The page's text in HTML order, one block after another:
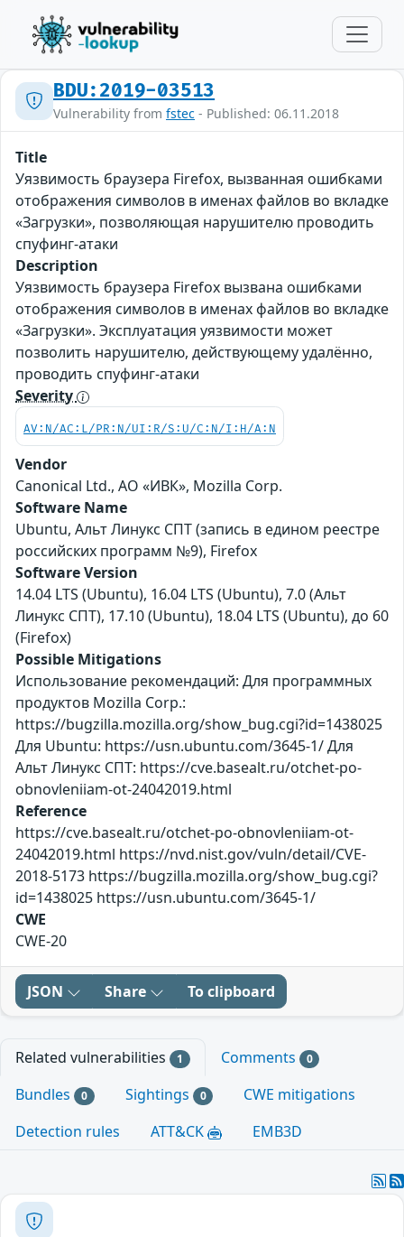
BDU:2019-03513
Vulnerability from fstec - Published: 06.11.2018
Title
Уязвимость браузера Firefox, вызванная ошибками
отображения символов в именах файлов во вкладке
«Загрузки», позволяющая нарушителю проводить
спуфинг-атаки
Description
Уязвимость браузера Firefox вызвана ошибками
отображения символов в именах файлов во вкладке
«Загрузки». Эксплуатация уязвимости может
позволить нарушителю, действующему удалённо,
проводить спуфинг-атаки
Severity
AV:N/AC:L/PR:N/UI:R/S:U/C:N/I:H/A:N
Vendor
Canonical Ltd., АО «ИВК», Mozilla Corp.
Software Name
Ubuntu, Альт Линукс СПТ (запись в едином реестре
российских программ №9), Firefox
Software Version
14.04 LTS (Ubuntu), 16.04 LTS (Ubuntu), 7.0 (Альт
Линукс СПТ), 17.10 (Ubuntu), 18.04 LTS (Ubuntu), до 60
(Firefox)
Possible Mitigations
Использование рекомендаций: Для программных
продуктов Mozilla Corp.:
https://bugzilla.mozilla.org/show_bug.cgi?id=1438025
Для Ubuntu: https://usn.ubuntu.com/3645-1/ Для
Альт Линукс СПТ: https://cve.basealt.ru/otchet-po-
obnovleniiam-ot-24042019.html
Reference
https://cve.basealt.ru/otchet-po-obnovleniiam-ot-
24042019.html https://nvd.nist.gov/vuln/detail/CVE-
2018-5173 https://bugzilla.mozilla.org/show_bug.cgi?
id=1438025 https://usn.ubuntu.com/3645-1/
CWE
CWE-20
JSON Share To clipboard
Related vulnerabilities 1 Comments 0
Bundles 0 Sightings 0
CWE mitigations
Detection rules
ATT&CK EMB3D